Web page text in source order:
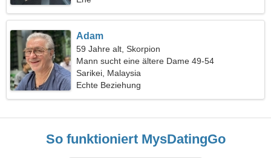
Adam
59 Jahre alt, Skorpion
Mann sucht eine ältere Dame 49-54
Sarikei, Malaysia
Echte Beziehung
So funktioniert MysDatingGo